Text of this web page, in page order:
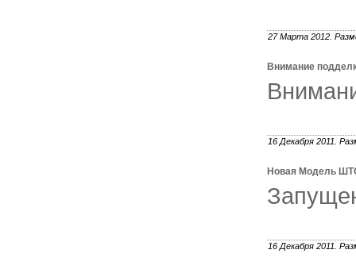
27 Марта 2012.
Внимание
16 Декабря 2011.
Новая Модель
16 Декабря 2011.